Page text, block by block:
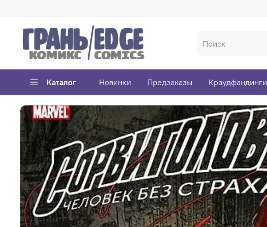
Каталог Новинки Предзаказы Краудфандинги